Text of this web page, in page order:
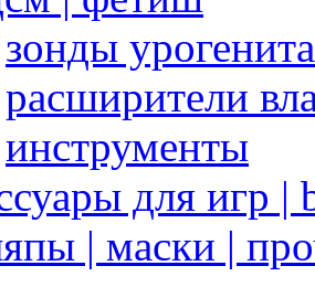
зонды
расширители
инструменты
для игр |
| маски |